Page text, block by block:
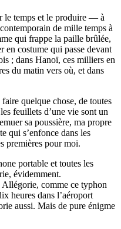
le temps et le produire — à
de mille temps à
qui frappe la paille brûlée,
en costume qui passe devant
; dans Hanoï, ces milliers en
du matin vers où, et dans
quelque chose, de toutes
feuillets d’une vie sont un
sa poussière, ma propre
qui s’enfonce dans les
premières pour moi.
portable et toutes les
évidemment.
comme ce typhon
heures dans l’aéroport
aussi. Mais de pure énigme